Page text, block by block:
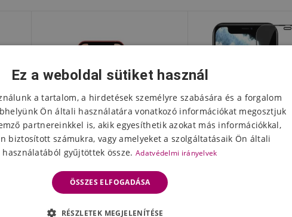
Taktikai üvegpajzs 2.5D üveg
Ez a weboldal sütiket használ
a tartalom, a hirdetések személyre szabására és a forgalom
Ön általi használatára vonatkozó információkat megosztjuk
partnereinkkel is, akik egyesíthetik azokat más információkkal,
biztosított számukra, vagy amelyeket a szolgáltatásaik Ön általi
használatából gyűjtöttek össze. Adatvédelmi irányelvek
ÖSSZES ELFOGADÁSA
RÉSZLETEK MEGJELENÍTÉSE